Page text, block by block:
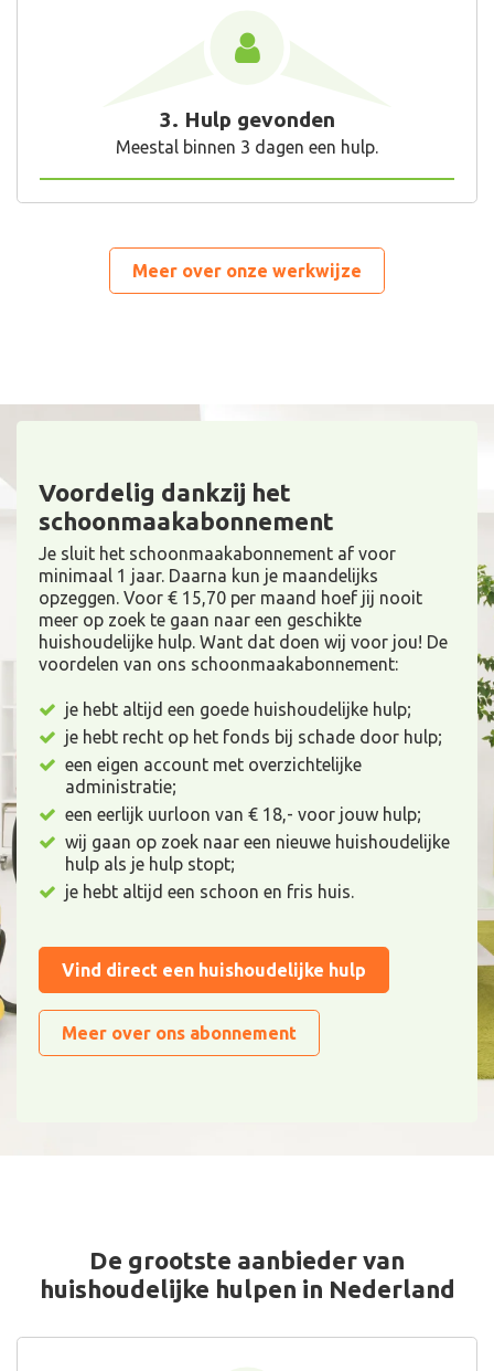
3. Hulp gevonden
Meestal binnen 3 dagen een hulp.
Meer over onze werkwijze
Voordelig dankzij het
schoonmaakabonnement
Je sluit het schoonmaakabonnement af voor
minimaal 1 jaar. Daarna kun je maandelijks
opzeggen. Voor € 15,70 per maand hoef jij nooit
meer op zoek te gaan naar een geschikte
huishoudelijke hulp. Want dat doen wij voor jou! De
voordelen van ons schoonmaakabonnement:
je hebt altijd een goede huishoudelijke hulp;
je hebt recht op het fonds bij schade door hulp;
een eigen account met overzichtelijke
administratie;
een eerlijk uurloon van € 18,- voor jouw hulp;
wij gaan op zoek naar een nieuwe huishoudelijke
hulp als je hulp stopt;
je hebt altijd een schoon en fris huis.
Vind direct een huishoudelijke hulp
Meer over ons abonnement
De grootste aanbieder van
huishoudelijke hulpen in Nederland